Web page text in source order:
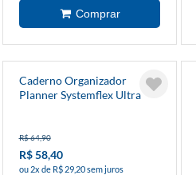
Caderno Organizador
Planner Systemflex Ultra
R$ 64,90
R$ 58,40
ou 2x de R$ 29,20 sem juros